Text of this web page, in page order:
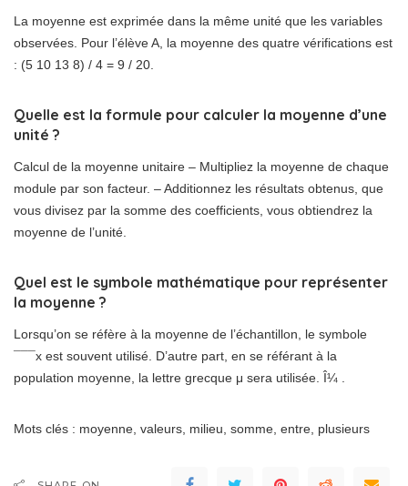
La moyenne est exprimée dans la même unité que les variables
observées. Pour l’élève A, la moyenne des quatre vérifications est
: (5 10 13 8) / 4 = 9 / 20.
Quelle est la formule pour calculer la moyenne d’une
unité ?
Calcul de la moyenne unitaire – Multipliez la moyenne de chaque
module par son facteur. – Additionnez les résultats obtenus, que
vous divisez par la somme des coefficients, vous obtiendrez la
moyenne de l’unité.
Quel est le symbole mathématique pour représenter
la moyenne ?
Lorsqu’on se réfère à la moyenne de l’échantillon, le symbole
¯¯¯x est souvent utilisé. D’autre part, en se référant à la
population moyenne, la lettre grecque μ sera utilisée. Î¼ .
Mots clés : moyenne, valeurs, milieu, somme, entre, plusieurs